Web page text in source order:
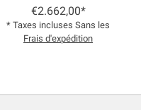
€2.662,00*
* Taxes incluses Sans les
Frais d'expédition